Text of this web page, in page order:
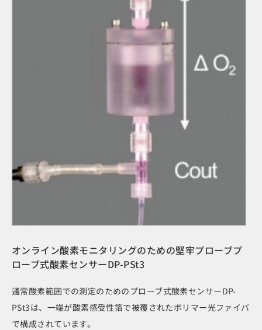
オンライン酸素モニタリングのための堅牢プローブプ
ローブ式酸素センサーDP-PSt3
通常酸素範囲での測定のためのプローブ式酸素センサーDP-
PSt3は、一端が酸素感受性箔で被覆されたポリマー光ファイバ
で構成されています。